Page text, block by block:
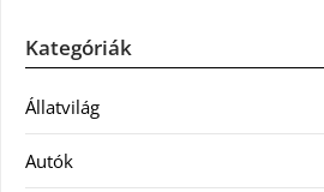
Kategóriák
Állatvilág
Autók